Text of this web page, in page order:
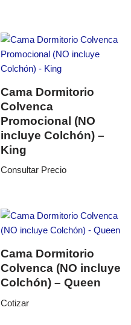
Cama Dormitorio
Colvenca
Promocional (NO
incluye Colchón) –
King
Consultar Precio
Cama Dormitorio
Colvenca (NO incluye
Colchón) – Queen
Cotizar